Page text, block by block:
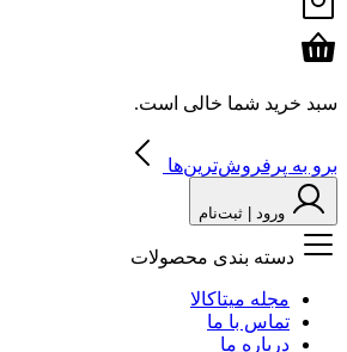
سبد خرید شما خالی است.
برو به پرفروش‌ترین‌ها
ورود | ثبت‌نام
دسته بندی محصولات
مجله میتاکالا
تماس با ما
درباره ما